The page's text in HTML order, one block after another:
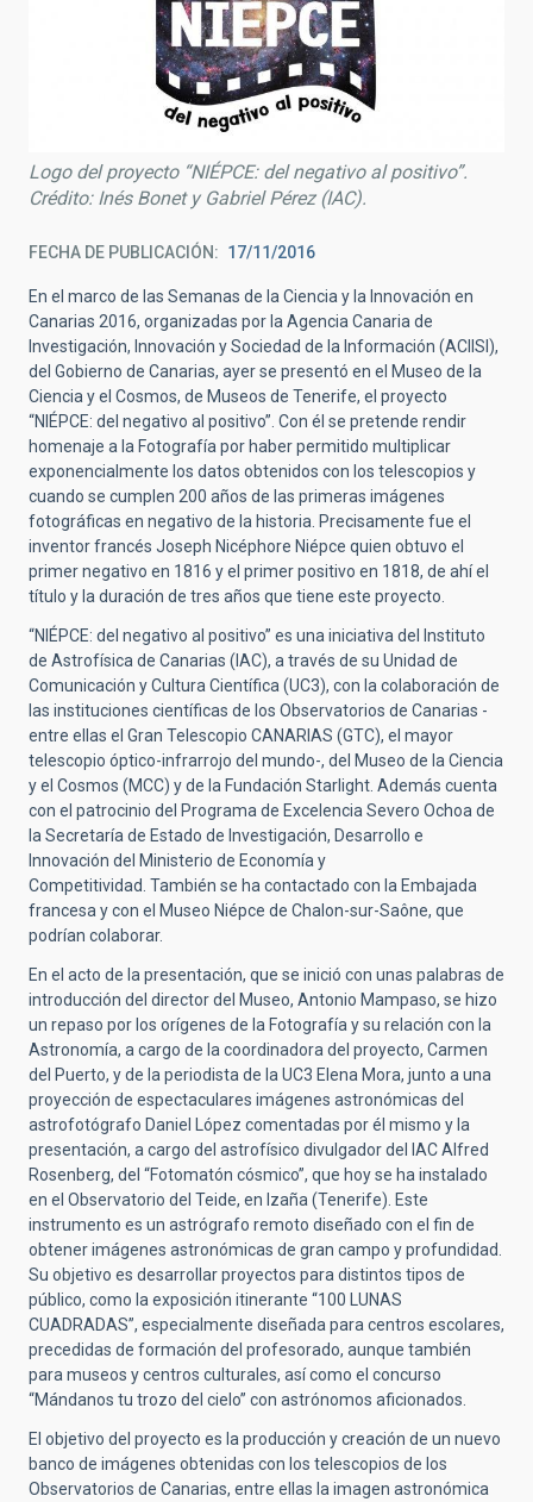
Logo del proyecto “NIÉPCE: del negativo al positivo”.
Crédito: Inés Bonet y Gabriel Pérez (IAC).
FECHA DE PUBLICACIÓN 17/11/2016
En el marco de las Semanas de la Ciencia y la Innovación en
Canarias 2016, organizadas por la Agencia Canaria de
Investigación, Innovación y Sociedad de la Información (ACIISI),
del Gobierno de Canarias, ayer se presentó en el Museo de la
Ciencia y el Cosmos, de Museos de Tenerife, el proyecto
“NIÉPCE: del negativo al positivo”. Con él se pretende rendir
homenaje a la Fotografía por haber permitido multiplicar
exponencialmente los datos obtenidos con los telescopios y
cuando se cumplen 200 años de las primeras imágenes
fotográficas en negativo de la historia. Precisamente fue el
inventor francés Joseph Nicéphore Niépce quien obtuvo el
primer negativo en 1816 y el primer positivo en 1818, de ahí el
título y la duración de tres años que tiene este proyecto.
“NIÉPCE: del negativo al positivo” es una iniciativa del Instituto
de Astrofísica de Canarias (IAC), a través de su Unidad de
Comunicación y Cultura Científica (UC3), con la colaboración de
las instituciones científicas de los Observatorios de Canarias -
entre ellas el Gran Telescopio CANARIAS (GTC), el mayor
telescopio óptico-infrarrojo del mundo-, del Museo de la Ciencia
y el Cosmos (MCC) y de la Fundación Starlight. Además cuenta
con el patrocinio del Programa de Excelencia Severo Ochoa de
la Secretaría de Estado de Investigación, Desarrollo e
Innovación del Ministerio de Economía y
Competitividad. También se ha contactado con la Embajada
francesa y con el Museo Niépce de Chalon-sur-Saône, que
podrían colaborar.
En el acto de la presentación, que se inició con unas palabras de
introducción del director del Museo, Antonio Mampaso, se hizo
un repaso por los orígenes de la Fotografía y su relación con la
Astronomía, a cargo de la coordinadora del proyecto, Carmen
del Puerto, y de la periodista de la UC3 Elena Mora, junto a una
proyección de espectaculares imágenes astronómicas del
astrofotógrafo Daniel López comentadas por él mismo y la
presentación, a cargo del astrofísico divulgador del IAC Alfred
Rosenberg, del “Fotomatón cósmico”, que hoy se ha instalado
en el Observatorio del Teide, en Izaña (Tenerife). Este
instrumento es un astrógrafo remoto diseñado con el fin de
obtener imágenes astronómicas de gran campo y profundidad.
Su objetivo es desarrollar proyectos para distintos tipos de
público, como la exposición itinerante “100 LUNAS
CUADRADAS”, especialmente diseñada para centros escolares,
precedidas de formación del profesorado, aunque también
para museos y centros culturales, así como el concurso
“Mándanos tu trozo del cielo” con astrónomos aficionados.
El objetivo del proyecto es la producción y creación de un nuevo
banco de imágenes obtenidas con los telescopios de los
Observatorios de Canarias, entre ellas la imagen astronómica